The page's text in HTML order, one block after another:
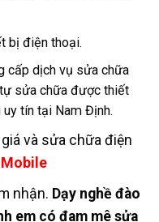
bị điện thoại.
cấp dịch vụ sửa chữa
sửa chữa được thiết
tín tại Nam Định.
và sửa chữa điện
Mobile
nhận. Dạy nghề đào
em có đam mê sửa